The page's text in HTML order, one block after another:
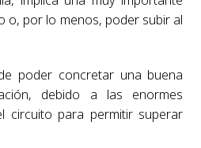
o, por lo menos, poder subir al
poder concretar una buena
debido a las enormes
circuito para permitir superar